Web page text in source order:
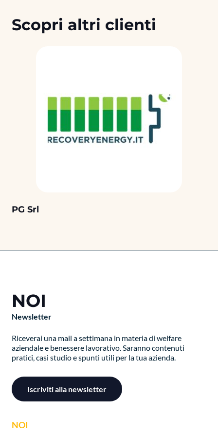
Scopri altri clienti
PG Srl
NOI
Newsletter
Riceverai una mail a settimana in materia di welfare
aziendale e benessere lavorativo. Saranno contenuti
pratici, casi studio e spunti utili per la tua azienda.
Iscriviti alla newsletter
NOI